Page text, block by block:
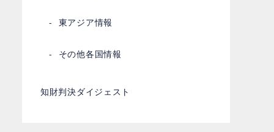
東アジア情報
その他各国情報
知財判決ダイジェスト